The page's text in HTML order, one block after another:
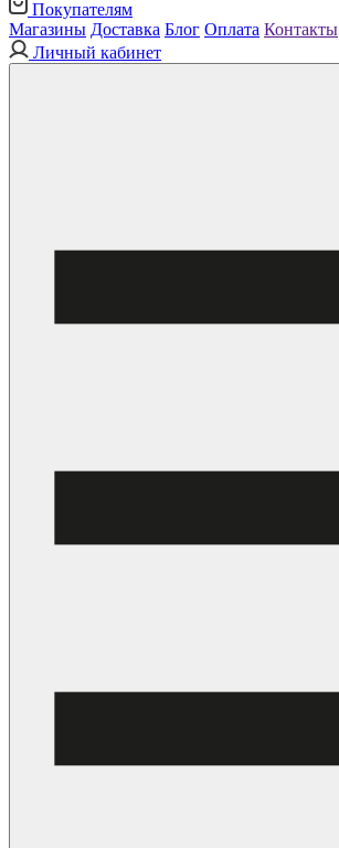
Покупателям
Магазины Доставка Блог Оплата Контакты
Личный кабинет